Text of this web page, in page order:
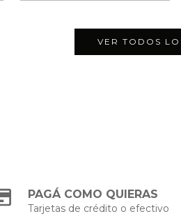
VER TODOS
PAGÁ COMO QUIERAS
Tarjetas de crédito o efectivo